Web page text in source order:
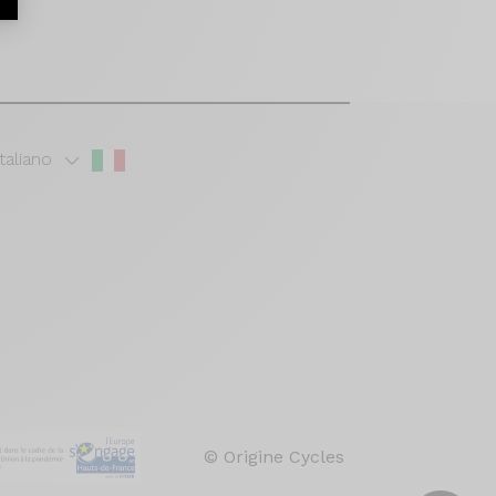
© Origine Cycles